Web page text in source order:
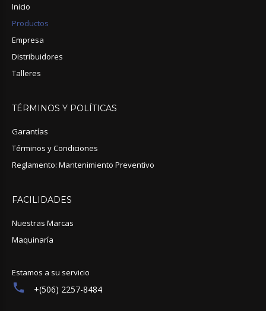
Inicio
Productos
Empresa
Distribuidores
Talleres
TÉRMINOS Y POLÍTICAS
Garantías
Términos y Condiciones
Reglamento: Mantenimiento Preventivo
FACILIDADES
Nuestras Marcas
Maquinaría
Estamos a su servicio
+(506) 2257-8484